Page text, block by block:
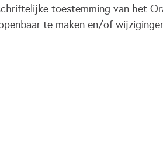
toestemming van het
te maken en/of